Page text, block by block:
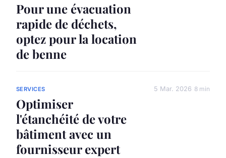
Pour une évacuation
rapide de déchets,
optez pour la location
de benne
SERVICES
Optimiser
l'étanchéité de votre
bâtiment avec un
fournisseur expert
5 Mar. 2026 8 min